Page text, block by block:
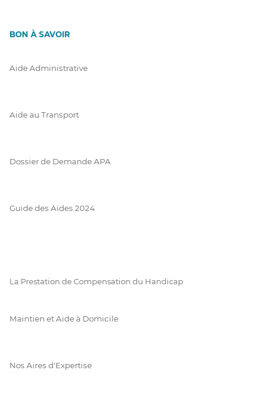
BON À SAVOIR
Aide Administrative
Aide au Transport
Dossier de Demande APA
Guide des Aides 2024
La Prestation de Compensation du Handicap
Maintien et Aide à Domicile
Nos Aires d'Expertise